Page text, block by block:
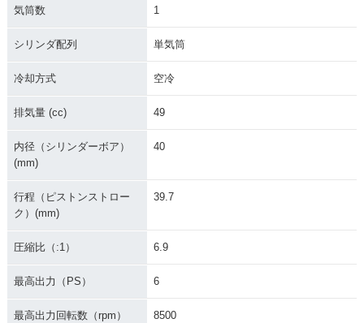
気筒数 1
シリンダ配列 単気筒
冷却方式 空冷
排気量 (cc) 49
内径（シリンダーボア）
(mm)
40
行程（ピストンストロー
ク）(mm)
39.7
圧縮比（:1） 6.9
最高出力（PS） 6
最高出力回転数（rpm） 8500